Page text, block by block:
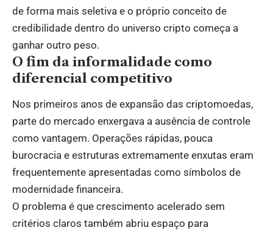
de forma mais seletiva e o próprio conceito de
credibilidade dentro do universo cripto começa a
ganhar outro peso.
O fim da informalidade como
diferencial competitivo
Nos primeiros anos de expansão das criptomoedas,
parte do mercado enxergava a ausência de controle
como vantagem. Operações rápidas, pouca
burocracia e estruturas extremamente enxutas eram
frequentemente apresentadas como símbolos de
modernidade financeira.
O problema é que crescimento acelerado sem
critérios claros também abriu espaço para